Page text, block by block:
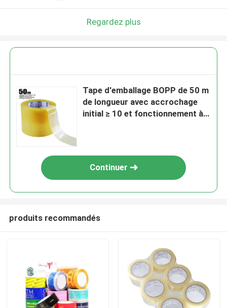
Regardez plus
Tape d'emballage BOPP de 50 m
de longueur avec accrochage
initial ≥ 10 et fonctionnement à
Continuer
produits recommandés